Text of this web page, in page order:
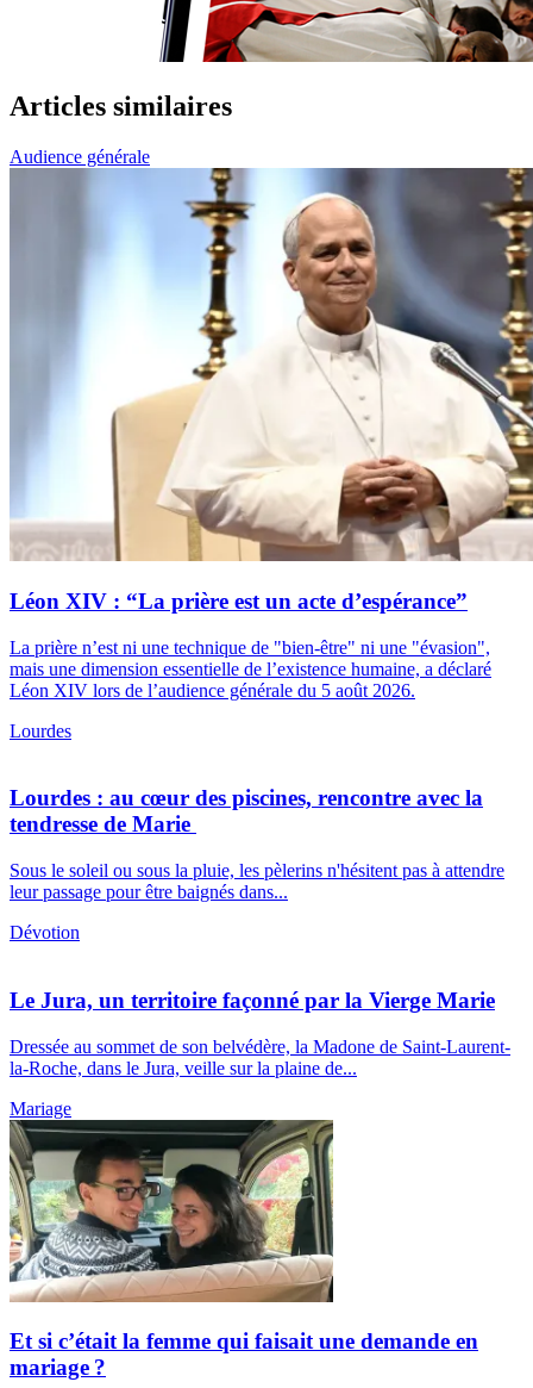
Articles similaires
Audience générale
Léon XIV : “La prière est un acte d’espérance”
La prière n’est ni une technique de "bien-être" ni une "évasion",
mais une dimension essentielle de l’existence humaine, a déclaré
Léon XIV lors de l’audience générale du 5 août 2026.
Lourdes
Lourdes : au cœur des piscines, rencontre avec la
tendresse de Marie
Sous le soleil ou sous la pluie, les pèlerins n'hésitent pas à attendre
leur passage pour être baignés dans...
Dévotion
Le Jura, un territoire façonné par la Vierge Marie
Dressée au sommet de son belvédère, la Madone de Saint-Laurent-
la-Roche, dans le Jura, veille sur la plaine de...
Mariage
Et si c’était la femme qui faisait une demande en
mariage ?